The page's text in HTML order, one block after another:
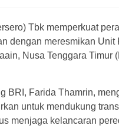
Tbk memperkuat
dengan meresmikan Unit
Nusa Tenggara Timur
BRI, Farida Thamrin,
untuk mendukung
menjaga kelancaran